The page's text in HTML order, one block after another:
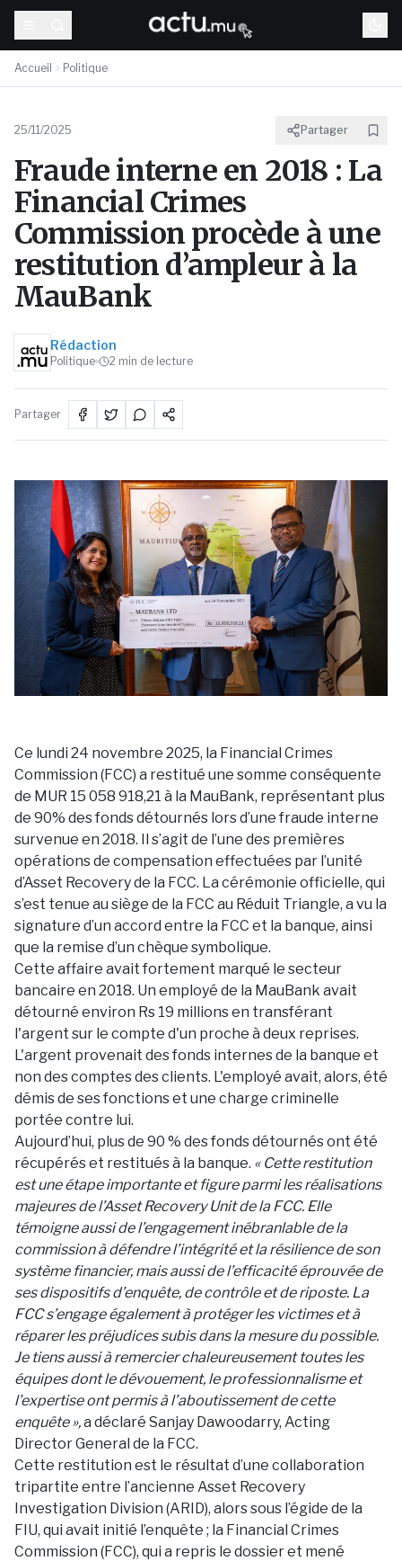
Accueil Politique
25/11/2025 Partager
Fraude interne en 2018 : La
Financial Crimes
Commission procède à une
restitution d’ampleur à la
MauBank
Rédaction
Politique 2 min de lecture
Partager
Ce lundi 24 novembre 2025, la Financial Crimes
Commission (FCC) a restitué une somme conséquente
de MUR 15 058 918,21 à la MauBank, représentant plus
de 90% des fonds détournés lors d’une fraude interne
survenue en 2018. Il s’agit de l’une des premières
opérations de compensation effectuées par l’unité
d’Asset Recovery de la FCC. La cérémonie officielle, qui
s’est tenue au siège de la FCC au Réduit Triangle, a vu la
signature d’un accord entre la FCC et la banque, ainsi
que la remise d’un chèque symbolique.
Cette affaire avait fortement marqué le secteur
bancaire en 2018. Un employé de la MauBank avait
détourné environ Rs 19 millions en transférant
l'argent sur le compte d'un proche à deux reprises.
L'argent provenait des fonds internes de la banque et
non des comptes des clients. L'employé avait, alors, été
démis de ses fonctions et une charge criminelle
portée contre lui.
Aujourd’hui, plus de 90 % des fonds détournés ont été
récupérés et restitués à la banque. « Cette restitution
est une étape importante et figure parmi les réalisations
majeures de l’Asset Recovery Unit de la FCC. Elle
témoigne aussi de l’engagement inébranlable de la
commission à défendre l’intégrité et la résilience de son
système financier, mais aussi de l’efficacité éprouvée de
ses dispositifs d’enquête, de contrôle et de riposte. La
FCC s’engage également à protéger les victimes et à
réparer les préjudices subis dans la mesure du possible.
Je tiens aussi à remercier chaleureusement toutes les
équipes dont le dévouement, le professionnalisme et
l’expertise ont permis à l’aboutissement de cette
enquête »,a déclaré Sanjay Dawoodarry, Acting
Director General de la FCC.
Cette restitution est le résultat d’une collaboration
tripartite entre l’ancienne Asset Recovery
Investigation Division (ARID), alors sous l’égide de la
FIU, qui avait initié l’enquête ; la Financial Crimes
Commission (FCC), qui a repris le dossier et mené